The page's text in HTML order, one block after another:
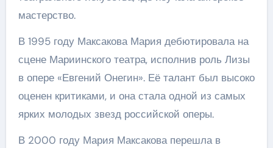
мастерство.
В 1995 году Максакова Мария дебютировала на
сцене Мариинского театра, исполнив роль Лизы
в опере «Евгений Онегин». Её талант был высоко
оценен критиками, и она стала одной из самых
ярких молодых звезд российской оперы.
В 2000 году Мария Максакова перешла в